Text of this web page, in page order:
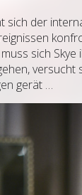
sich der
sich
gerät …